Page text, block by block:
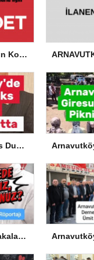
Saadet Partisi Kadın Kolları’ndan Okullardaki Olaylarla İlgili Basın Açıklaması
Arnavutköy’de Ters Dubleks Tamam, Sıra Çatı Katta
Depreme nerede yakalandınız, ne yapıyordunuz?